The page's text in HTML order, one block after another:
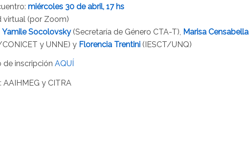
miércoles 30 de abril, 17 hs
virtual (por Zoom)
Yamile Socolovsky(Secretaría de Género CTA-T), Marisa Censabella
y UNNE) y Florencia Trentini(IESCT/UNQ)
de inscripción AQUÍ
AAIHMEG y CITRA